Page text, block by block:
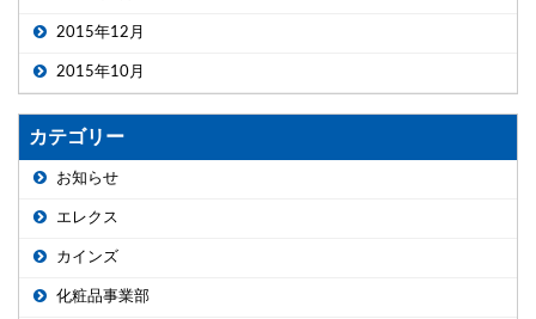
2015年12月
2015年10月
カテゴリー
お知らせ
エレクス
カインズ
化粧品事業部